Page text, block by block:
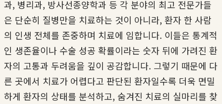
과, 병리과, 방사선종양학과 등 각 분야의 최고 전문가들
은 단순히 질병만을 치료하는 것이 아니라, 환자 한 사람
의 인생 전체를 존중하며 치료에 임합니다. 이들은 통계적
인 생존율이나 수술 성공 확률이라는 숫자 뒤에 가려진 환
자의 고통과 두려움을 깊이 공감합니다. 그렇기 때문에 다
른 곳에서 치료가 어렵다고 판단된 환자일수록 더욱 면밀
하게 환자의 상태를 분석하고, 숨겨진 치료의 실마리를 찾